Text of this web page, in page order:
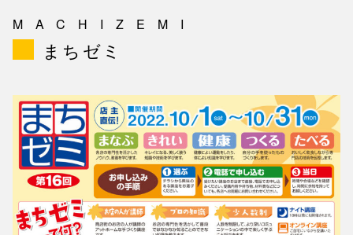
MACHIZEMI
まちゼミ